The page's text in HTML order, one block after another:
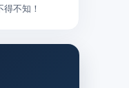
不知！